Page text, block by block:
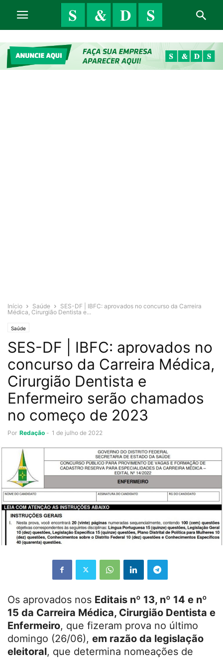
Início Saúde
SES-DF | IBFC: aprovados no concurso da Carreira
Médica, Cirurgião Dentista e...
Saúde
SES-DF | IBFC: aprovados no
concurso da Carreira Médica,
Cirurgião Dentista e
Enfermeiro serão chamados
no começo de 2023
Por Redação - 1 de julho de 2022
Os aprovados nos Editais nº 13, nº 14 e nº
15 da Carreira Médica, Cirurgião Dentista e
Enfermeiro, que fizeram prova no último
domingo (26/06), em razão da legislação
eleitoral, que determina nomeações de